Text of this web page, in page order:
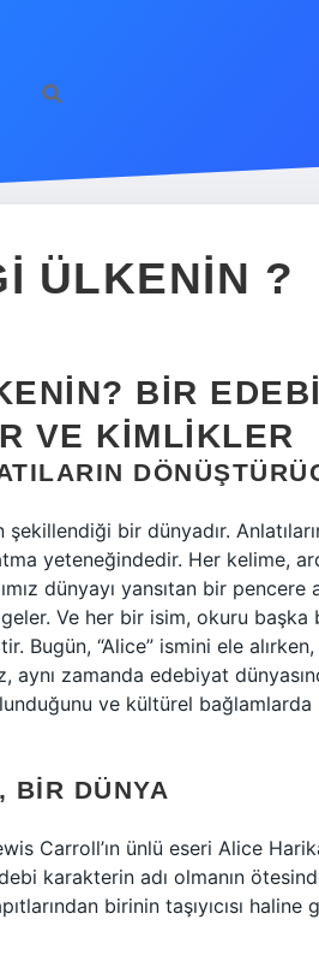
ÜLKENIN ?
BIR
VE KIMLIKLER
bir dünyadır.
yeteneğindedir. Her kelime,
dünyayı yansıtan bir
Ve her bir isim, okuru başka
Bugün, “Alice” ismini ele
zamanda edebiyat
ve kültürel bağlamlarda
DÜNYA
Carroll’ın ünlü eseri Alice
karakterin adı olmanın
birinin taşıyıcısı haline